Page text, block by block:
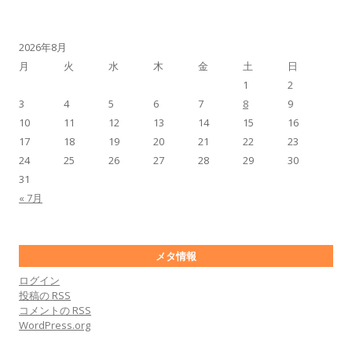
2026年8月
月
火 水 木 金 土 日
« 7月
1
2
3
4 5 6 7 8
9
10
11 12 13 14 15
16
17
18 19 20 21 22
23
24
25 26 27 28 29
30
31
メタ情報
ログイン
投稿の RSS
コメントの RSS
WordPress.org